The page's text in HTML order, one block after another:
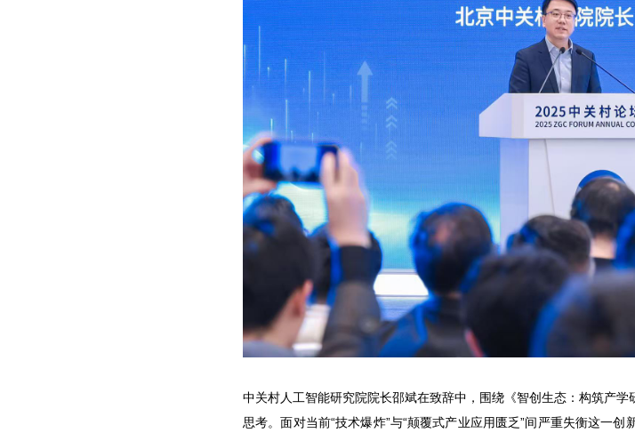
中关村人工智能研究院院长邵斌在致辞中，围绕《智创生态：构筑产
思考。面对当前“技术爆炸”与“颠覆式产业应用匮乏”间严重失衡这一